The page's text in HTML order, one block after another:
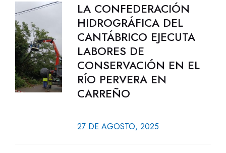
LA CONFEDERACIÓN
HIDROGRÁFICA DEL
CANTÁBRICO EJECUTA
LABORES DE
CONSERVACIÓN EN EL
RÍO PERVERA EN
CARREÑO
27 DE AGOSTO, 2025